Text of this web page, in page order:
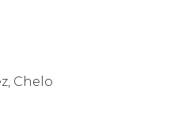
Chelo